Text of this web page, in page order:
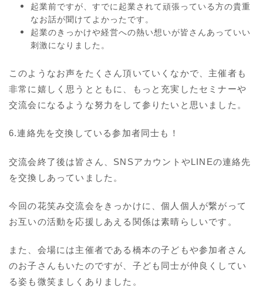
起業前ですが、すでに起業されて頑張っている方の貴重
なお話が聞けてよかったです。
起業のきっかけや経営への熱い想いが皆さんあっていい
刺激になりました。
このようなお声をたくさん頂いていくなかで、主催者も
非常に嬉しく思うとともに、もっと充実したセミナーや
交流会になるような努力をして参りたいと思いました。
6.連絡先を交換している参加者同士も！
交流会終了後は皆さん、SNSアカウントやLINEの連絡先
を交換しあっていました。
今回の花笑み交流会をきっかけに、個人個人が繋がって
お互いの活動を応援しあえる関係は素晴らしいです。
また、会場には主催者である橋本の子どもや参加者さん
のお子さんもいたのですが、子ども同士が仲良くしてい
る姿も微笑ましくありました。